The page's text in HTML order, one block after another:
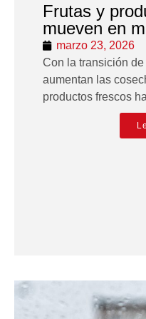
Frutas y
mueven en
marzo 23, 2026
Con la transición
aumentan las
productos frescos